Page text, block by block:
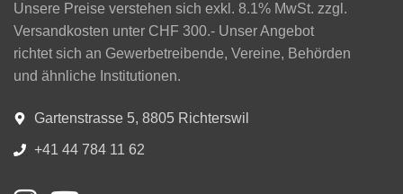
Unsere Preise verstehen sich exkl. 8.1% MwSt. zzgl.
Versandkosten unter CHF 300.- Unser Angebot
richtet sich an Gewerbetreibende, Vereine, Behörden
und ähnliche Institutionen.
Gartenstrasse 5, 8805 Richterswil
+41 44 784 11 62